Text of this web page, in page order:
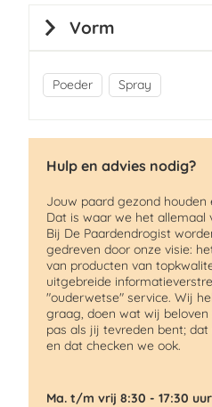
Vorm
Poeder Spray
Hulp en advies nodig?
Jouw paard gezond houden
Dat is waar we het allemaal
Bij De Paardendrogist
gedreven door onze visie:
van producten van
uitgebreide
"ouderwetse" service. Wij
graag, doen wat wij beloven
pas als jij tevreden bent;
en dat checken we ook.
Ma. t/m vrij 8:30 - 17:30 uur